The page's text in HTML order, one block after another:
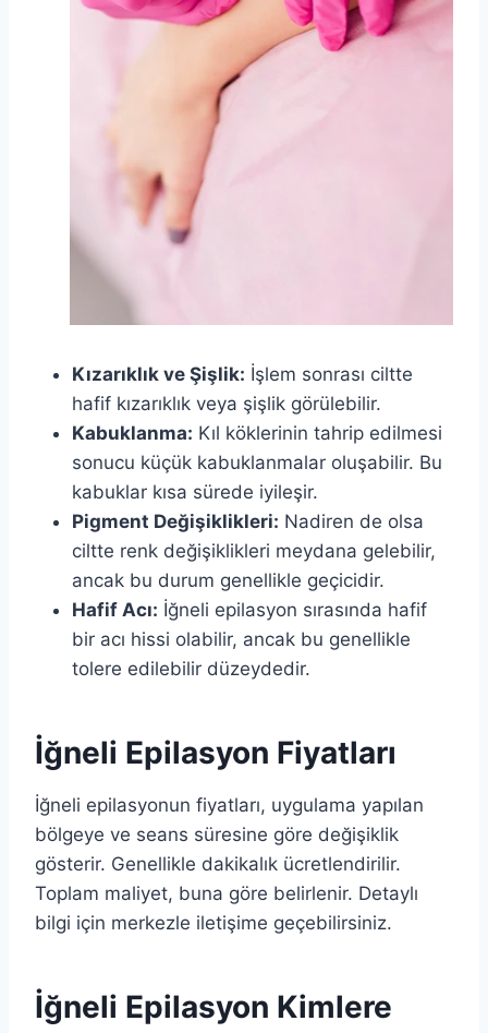
Kızarıklık ve Şişlik: İşlem sonrası ciltte
hafif kızarıklık veya şişlik görülebilir.
Kabuklanma: Kıl köklerinin tahrip edilmesi
sonucu küçük kabuklanmalar oluşabilir. Bu
kabuklar kısa sürede iyileşir.
Pigment Değişiklikleri: Nadiren de olsa
ciltte renk değişiklikleri meydana gelebilir,
ancak bu durum genellikle geçicidir.
Hafif Acı: İğneli epilasyon sırasında hafif
bir acı hissi olabilir, ancak bu genellikle
tolere edilebilir düzeydedir.
İğneli Epilasyon Fiyatları
İğneli epilasyonun fiyatları, uygulama yapılan
bölgeye ve seans süresine göre değişiklik
gösterir. Genellikle dakikalık ücretlendirilir.
Toplam maliyet, buna göre belirlenir. Detaylı
bilgi için merkezle iletişime geçebilirsiniz.
İğneli Epilasyon Kimlere